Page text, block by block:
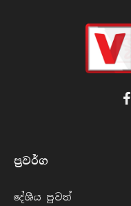
ප්‍රවර්​ග
දේශීය පුව​ත්